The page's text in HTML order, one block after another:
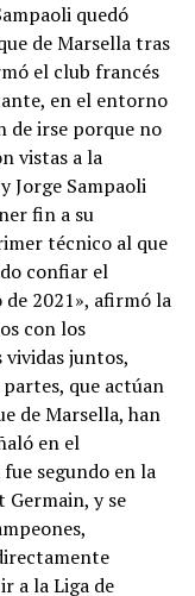
quedó
de Marsella tras
el club francés
en el entorno
de irse porque no
vistas a la
Jorge Sampaoli
fin a su
técnico al que
confiar el
2021», afirmó la
con los
vividas juntos,
que actúan
de Marsella, han
en el
segundo en la
Germain, y se
a la Liga de